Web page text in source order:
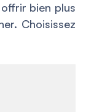
bien plus
Choisissez